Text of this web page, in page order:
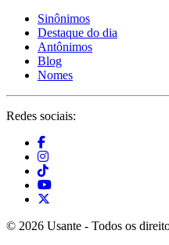
Sinônimos
Destaque do dia
Antônimos
Blog
Nomes
Redes sociais:
© 2026 Usante - Todos os